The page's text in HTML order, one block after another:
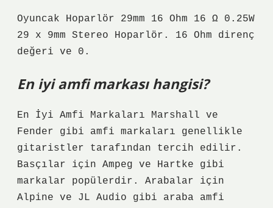
Oyuncak Hoparlör 29mm 16 Ohm 16 Ω 0.25W
29 x 9mm Stereo Hoparlör. 16 Ohm direnç
değeri ve 0.
En iyi amfi markası hangisi?
En İyi Amfi Markaları Marshall ve
Fender gibi amfi markaları genellikle
gitaristler tarafından tercih edilir.
Basçılar için Ampeg ve Hartke gibi
markalar popülerdir. Arabalar için
Alpine ve JL Audio gibi araba amfi